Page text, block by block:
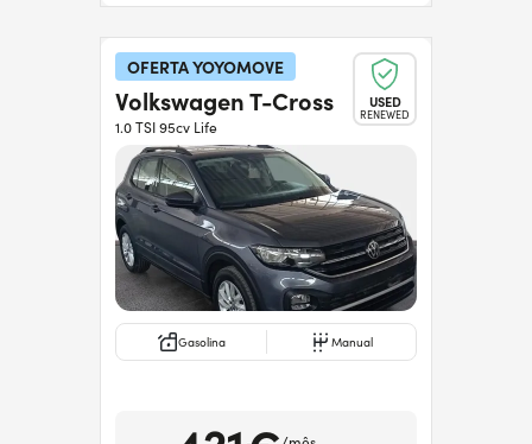
OFERTA YOYOMOVE
USED
RENEWED
Volkswagen T-Cross
1.0 TSI 95cv Life
Gasolina Manual